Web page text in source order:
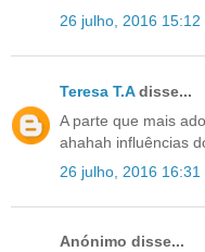
26 julho, 2016 15:12
Teresa T.Adisse...
A parte que mais
ahahah influências
26 julho, 2016 16:31
Anónimo disse...